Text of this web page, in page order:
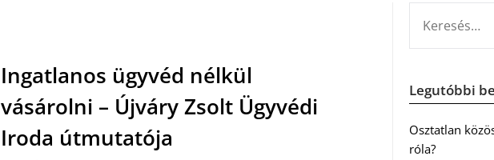
Ingatlanos ügyvéd nélkül
vásárolni – Újváry Zsolt Ügyvédi
Iroda útmutatója
Legutóbbi
Osztatlan
róla?